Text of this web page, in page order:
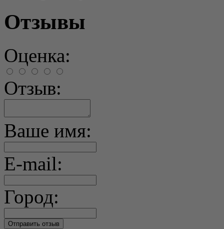
Отзывы
Оценка:
Отзыв:
Ваше имя:
E-mail:
Город: